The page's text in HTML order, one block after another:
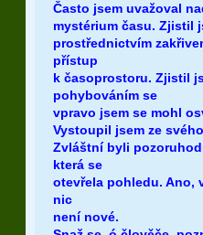
Často jsem uvažoval
mystérium času. Zjistil
prostřednictvím
přístup
k časoprostoru. Zjistil
pohybováním se
vpravo jsem se mohl
Vystoupil jsem ze
Zvláštní byli
která se
otevřela pohledu. Ano,
nic
není nové.